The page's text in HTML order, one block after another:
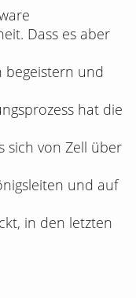
Dass es aber
begeistern und
hat die
sich von Zell über
und auf
in den letzten